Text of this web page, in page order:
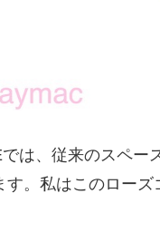
は、従来のスペー
す。私はこのローズ